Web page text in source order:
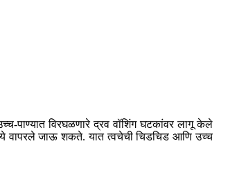
पाण्यात विरघळणारे द्रव वॉशिंग घटकांवर लागू केले
वापरले जाऊ शकते. यात त्वचेची चिडचिड आणि उच्च